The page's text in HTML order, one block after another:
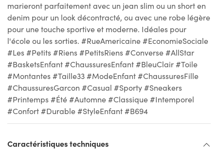
marieront parfaitement avec un jean slim ou un short en
denim pour un look décontracté, ou avec une robe légère
pour une touche sportive et moderne. Idéales pour
l'école ou les sorties. #RueAmericaine #EconomieSociale
#Les #Petits #Riens #PetitsRiens #Converse #AllStar
#BasketsEnfant #ChaussuresEnfant #BleuClair #Toile
#Montantes #Taille33 #ModeEnfant #ChaussuresFille
#ChaussuresGarcon #Casual #Sporty #Sneakers
#Printemps #Été #Automne #Classique #Intemporel
#Confort #Durable #StyleEnfant #B694
Caractéristiques techniques